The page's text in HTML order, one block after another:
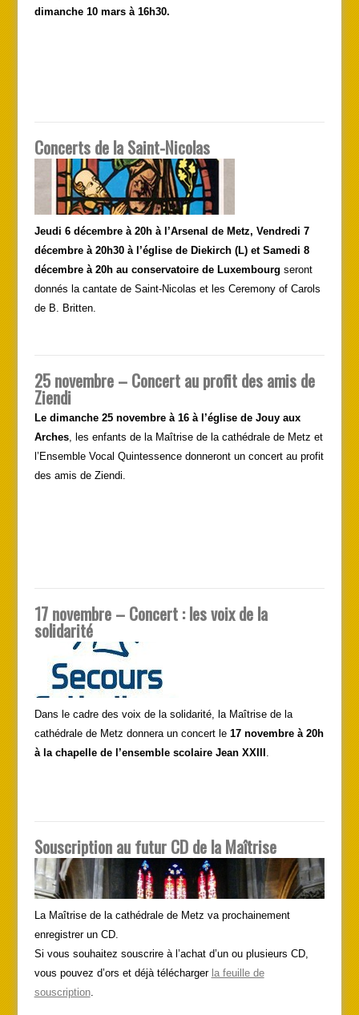
dimanche 10 mars à 16h30.
Concerts de la Saint-Nicolas
Jeudi 6 décembre à 20h à l’Arsenal de Metz, Vendredi 7
décembre à 20h30 à l’église de Diekirch (L) et Samedi 8
décembre à 20h au conservatoire de Luxembourg seront
donnés la cantate de Saint-Nicolas et les Ceremony of Carols
de B. Britten.
25 novembre – Concert au profit des amis de
Ziendi
Le dimanche 25 novembre à 16 à l’église de Jouy aux
Arches, les enfants de la Maîtrise de la cathédrale de Metz et
l’Ensemble Vocal Quintessence donneront un concert au profit
des amis de Ziendi.
17 novembre – Concert : les voix de la
solidarité
Dans le cadre des voix de la solidarité, la Maîtrise de la
cathédrale de Metz donnera un concert le 17 novembre à 20h
à la chapelle de l’ensemble scolaire Jean XXIII .
Souscription au futur CD de la Maîtrise
La Maîtrise de la cathédrale de Metz va prochainement
enregistrer un CD.
Si vous souhaitez souscrire à l’achat d’un ou plusieurs CD,
vous pouvez d’ors et déjà télécharger la feuille de
souscription.